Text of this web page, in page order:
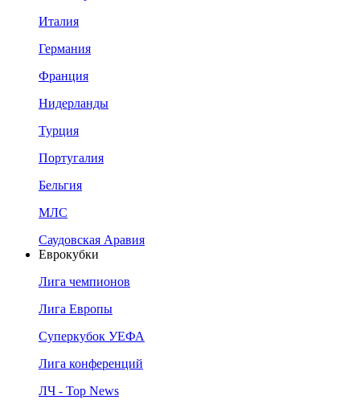
Италия
Германия
Франция
Нидерланды
Турция
Португалия
Бельгия
МЛС
Саудовская Аравия
Еврокубки
Лига чемпионов
Лига Европы
Суперкубок УЕФА
Лига конференций
ЛЧ - Top News